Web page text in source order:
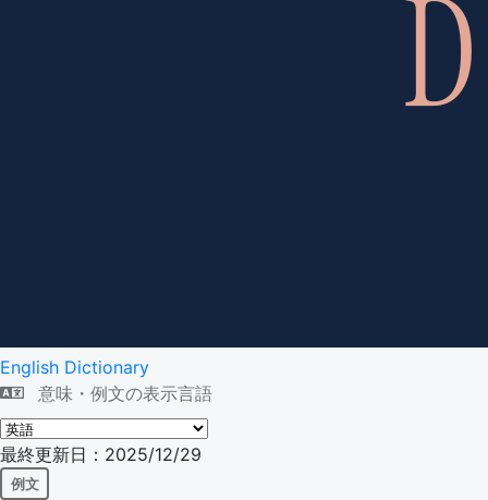
English Dictionary
意味・例文の表示言語
最終更新日：2025/12/29
例文